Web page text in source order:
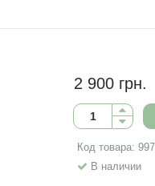
2 900 грн.
Код товара:
В наличии